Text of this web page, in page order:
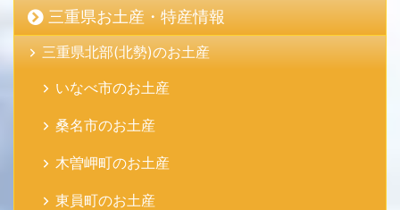
三重県お土産・特産情報
三重県北部(北勢)のお土産
いなべ市のお土産
桑名市のお土産
木曽岬町のお土産
東員町のお土産